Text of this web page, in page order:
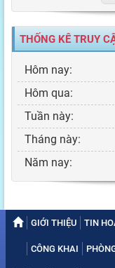
THỐNG KÊ TRUY
Hôm nay:
Hôm qua:
Tuần này:
Tháng này:
Năm nay:
GIỚI THIỆU TIN
CÔNG KHAI